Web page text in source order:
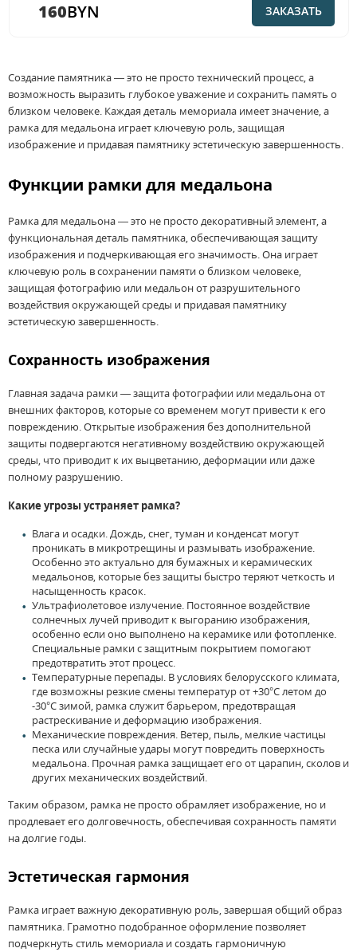
160BYN ЗАКАЗАТЬ
Создание памятника — это не просто технический процесс, а
возможность выразить глубокое уважение и сохранить память о
близком человеке. Каждая деталь мемориала имеет значение, а
рамка для медальона играет ключевую роль, защищая
изображение и придавая памятнику эстетическую завершенность.
Функции рамки для медальона
Рамка для медальона — это не просто декоративный элемент, а
функциональная деталь памятника, обеспечивающая защиту
изображения и подчеркивающая его значимость. Она играет
ключевую роль в сохранении памяти о близком человеке,
защищая фотографию или медальон от разрушительного
воздействия окружающей среды и придавая памятнику
эстетическую завершенность.
Сохранность изображения
Главная задача рамки — защита фотографии или медальона от
внешних факторов, которые со временем могут привести к его
повреждению. Открытые изображения без дополнительной
защиты подвергаются негативному воздействию окружающей
среды, что приводит к их выцветанию, деформации или даже
полному разрушению.
Какие угрозы устраняет рамка?
Влага и осадки. Дождь, снег, туман и конденсат могут
проникать в микротрещины и размывать изображение.
Особенно это актуально для бумажных и керамических
медальонов, которые без защиты быстро теряют четкость и
насыщенность красок.
Ультрафиолетовое излучение. Постоянное воздействие
солнечных лучей приводит к выгоранию изображения,
особенно если оно выполнено на керамике или фотопленке.
Специальные рамки с защитным покрытием помогают
предотвратить этот процесс.
Температурные перепады. В условиях белорусского климата,
где возможны резкие смены температур от +30°C летом до
-30°C зимой, рамка служит барьером, предотвращая
растрескивание и деформацию изображения.
Механические повреждения. Ветер, пыль, мелкие частицы
песка или случайные удары могут повредить поверхность
медальона. Прочная рамка защищает его от царапин, сколов и
других механических воздействий.
Таким образом, рамка не просто обрамляет изображение, но и
продлевает его долговечность, обеспечивая сохранность памяти
на долгие годы.
Эстетическая гармония
Рамка играет важную декоративную роль, завершая общий образ
памятника. Грамотно подобранное оформление позволяет
подчеркнуть стиль мемориала и создать гармоничную